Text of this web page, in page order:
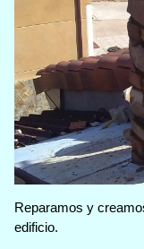
Reparamos y
edificio.